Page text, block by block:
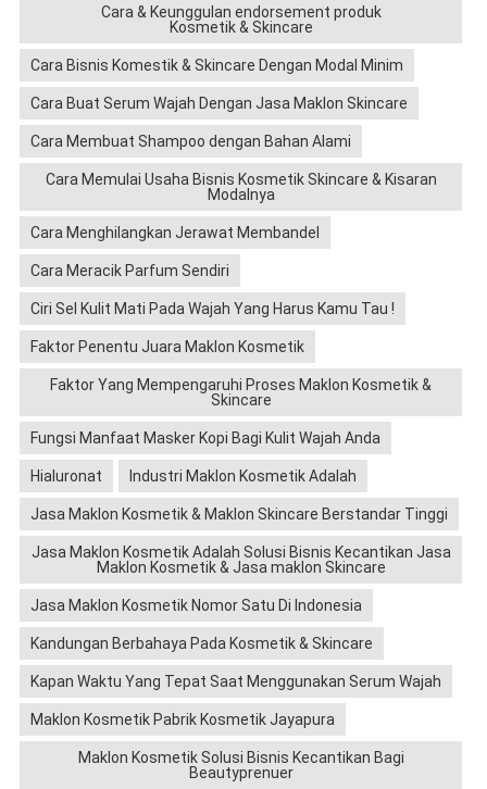
Cara & Keunggulan endorsement produk
Kosmetik & Skincare
Cara Bisnis Komestik & Skincare Dengan Modal Minim
Cara Buat Serum Wajah Dengan Jasa Maklon Skincare
Cara Membuat Shampoo dengan Bahan Alami
Cara Memulai Usaha Bisnis Kosmetik Skincare & Kisaran
Modalnya
Cara Menghilangkan Jerawat Membandel
Cara Meracik Parfum Sendiri
Ciri Sel Kulit Mati Pada Wajah Yang Harus Kamu Tau !
Faktor Penentu Juara Maklon Kosmetik
Faktor Yang Mempengaruhi Proses Maklon Kosmetik &
Skincare
Fungsi Manfaat Masker Kopi Bagi Kulit Wajah Anda
Hialuronat Industri Maklon Kosmetik Adalah
Jasa Maklon Kosmetik & Maklon Skincare Berstandar Tinggi
Jasa Maklon Kosmetik Adalah Solusi Bisnis Kecantikan Jasa
Maklon Kosmetik & Jasa maklon Skincare
Jasa Maklon Kosmetik Nomor Satu Di Indonesia
Kandungan Berbahaya Pada Kosmetik & Skincare
Kapan Waktu Yang Tepat Saat Menggunakan Serum Wajah
Maklon Kosmetik Pabrik Kosmetik Jayapura
Maklon Kosmetik Solusi Bisnis Kecantikan Bagi
Beautyprenuer